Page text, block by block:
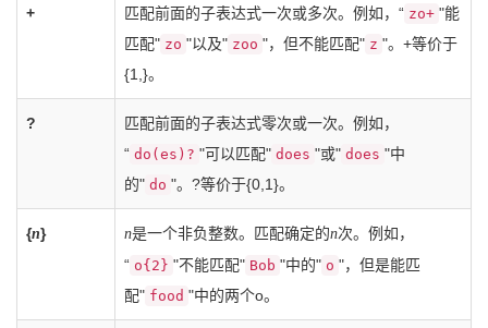
+ 匹配前面的子表达式一次或多次。例如，“ zo+ "能
匹配" zo "以及" zoo "，但不能匹配" z "。+等价于
{1,}。
?
匹配前面的子表达式零次或一次。例如，
“ do(es)? "可以匹配" does "或" does "中
的" do "。?等价于{0,1}。
{n} n是一个非负整数。匹配确定的n次。例如，
“ o{2} "不能匹配" Bob "中的" o "，但是能匹
配" food "中的两个o。